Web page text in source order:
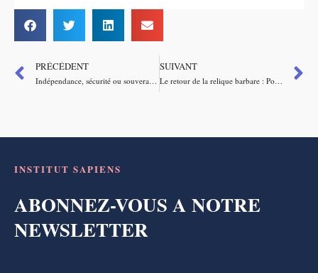
PRÉCÉDENT
Indépendance, sécurité ou souveraineté énergétique : trois concepts différents qui peuvent se rejoindre
SUIVANT
Le retour de la relique barbare : Pourquoi les cours de l’or sont-ils en train de flamber ?
INSTITUT SAPIENS
ABONNEZ-VOUS A NOTRE
NEWSLETTER